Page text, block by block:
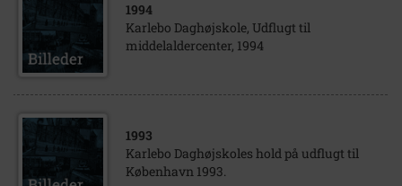
1994
Karlebo Daghøjskole, Udflugt til
middelaldercenter, 1994
1993
Karlebo Daghøjskoles hold på udflugt til
København 1993.